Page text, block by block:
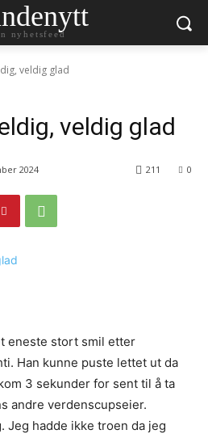
nyhetsfeed
veldig glad
veldig glad
2024 0
211
eneste stort smil etter
Han kunne puste lettet ut da
3 sekunder for sent til å ta
andre verdenscupseier.
Jeg hadde ikke troen da jeg